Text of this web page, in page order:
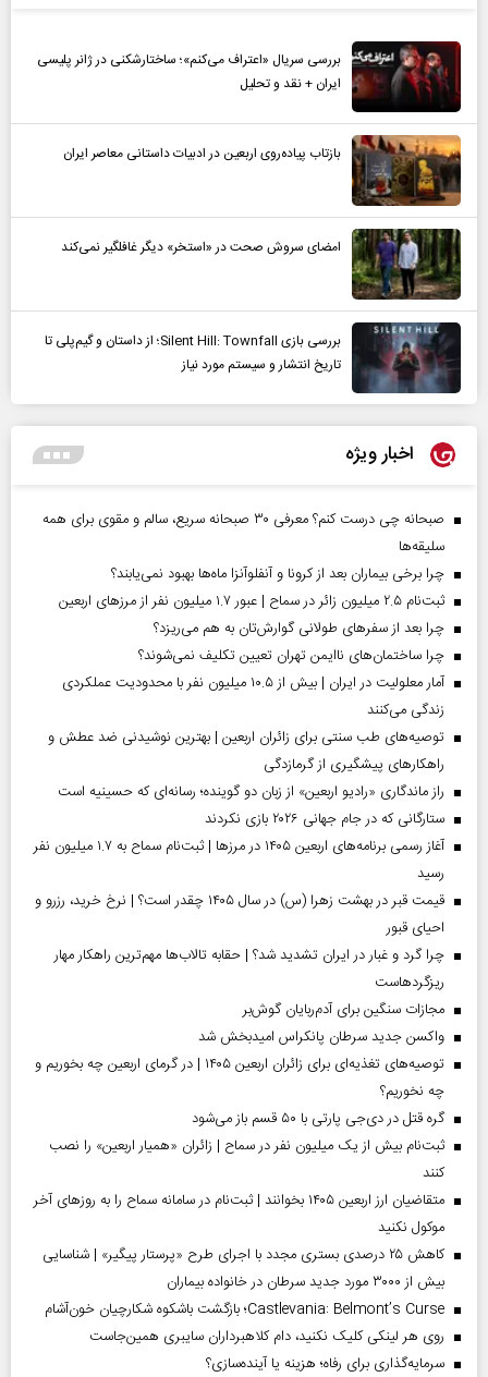
بررسی سریال «اعتراف می‌کنم»؛ ساختارشکنی در ژانر پلیسی
ایران + نقد و تحلیل
بازتاب پیاده‌روی اربعین در ادبیات داستانی معاصر ایران
امضای سروش صحت در «استخر» دیگر غافلگیر نمی‌کند
بررسی بازی Silent Hill: Townfall؛ از داستان و گیم‌پلی تا
تاریخ انتشار و سیستم مورد نیاز
اخبار ویژه
صبحانه چی درست کنم؟ معرفی ۳۰ صبحانه سریع، سالم و مقوی برای همه
سلیقه‌ها
چرا برخی بیماران بعد از کرونا و آنفلوآنزا ماه‌ها بهبود نمی‌یابند؟
ثبت‌نام ۲.۵ میلیون زائر در سماح | عبور ۱.۷ میلیون نفر از مرز‌های اربعین
چرا بعد از سفرهای طولانی گوارش‌تان به هم می‌ریزد؟
چرا ساختمان‌های ناایمن تهران تعیین تکلیف نمی‌شوند؟
آمار معلولیت در ایران | بیش از ۱۰.۵ میلیون نفر با محدودیت عملکردی
زندگی می‌کنند
توصیه‌های طب سنتی برای زائران اربعین | بهترین نوشیدنی ضد عطش و
راهکارهای پیشگیری از گرمازدگی
راز ماندگاری «رادیو اربعین» از زبان دو گوینده؛ رسانه‌ای که حسینیه است
ستارگانی که در جام جهانی ۲۰۲۶ بازی نکردند
آغاز رسمی برنامه‌های اربعین ۱۴۰۵ در مرز‌ها | ثبت‌نام سماح به ۱.۷ میلیون نفر
رسید
قیمت قبر در بهشت زهرا (س) در سال ۱۴۰۵ چقدر است؟ | نرخ خرید، رزرو و
احیای قبور
چرا گرد و غبار در ایران تشدید شد؟ | حقابه تالاب‌ها مهم‌ترین راهکار مهار
ریزگردهاست
مجازات سنگین برای آدم‌ربایان گوش‌بر
واکسن جدید سرطان پانکراس امیدبخش شد
توصیه‌های تغذیه‌ای برای زائران اربعین ۱۴۰۵ | در گرمای اربعین چه بخوریم و
چه نخوریم؟
گره قتل در دی‌جی پارتی با ۵۰ قسم باز می‌شود
ثبت‌نام بیش از یک میلیون نفر در سماح | زائران «همیار اربعین» را نصب
کنند
متقاضیان ارز اربعین ۱۴۰۵ بخوانند | ثبت‌نام در سامانه سماح را به روز‌های آخر
موکول نکنید
کاهش ۲۵ درصدی بستری مجدد با اجرای طرح «پرستار پیگیر» | شناسایی
بیش از ۳۰۰۰ مورد جدید سرطان در خانواده بیماران
Castlevania: Belmont’s Curse؛ بازگشت باشکوه شکارچیان خون‌آشام
روی هر لینکی کلیک نکنید، دام کلاهبرداران سایبری همین‌جاست
سرمایه‌گذاری برای رفاه؛ هزینه یا آینده‌سازی؟